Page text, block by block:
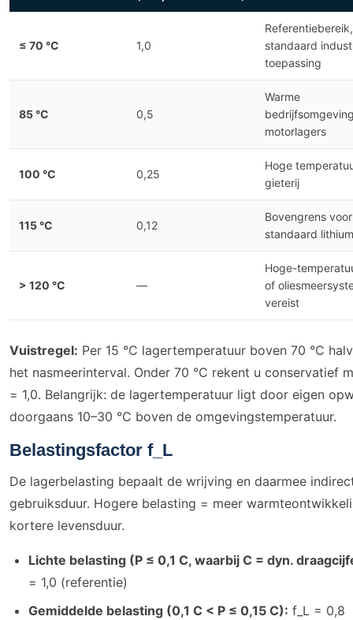
≤ 70 °C 1,0
Referentiebereik,
standaard
toepassing
85 °C 0,5
Warme
motorlagers
100 °C 0,25
Hoge
gieterij
115 °C 0,12
Bovengrens voor
standaard
> 120 °C —
Hoge-
of
vereist
Vuistregel: Per 15 °C lagertemperatuur boven 70 °C
het nasmeerinterval. Onder 70 °C rekent u conservatief
= 1,0. Belangrijk: de lagertemperatuur ligt door eigen
doorgaans 10–30 °C boven de omgevingstemperatuur.
Belastingsfactor f_L
De lagerbelasting bepaalt de wrijving en daarmee
gebruiksduur. Hogere belasting = meer
kortere levensduur.
Lichte belasting (P ≤ 0,1 C, waarbij C = dyn.
= 1,0 (referentie)
Gemiddelde belasting (0,1 C < P ≤ 0,15 C): f_L = 0,8